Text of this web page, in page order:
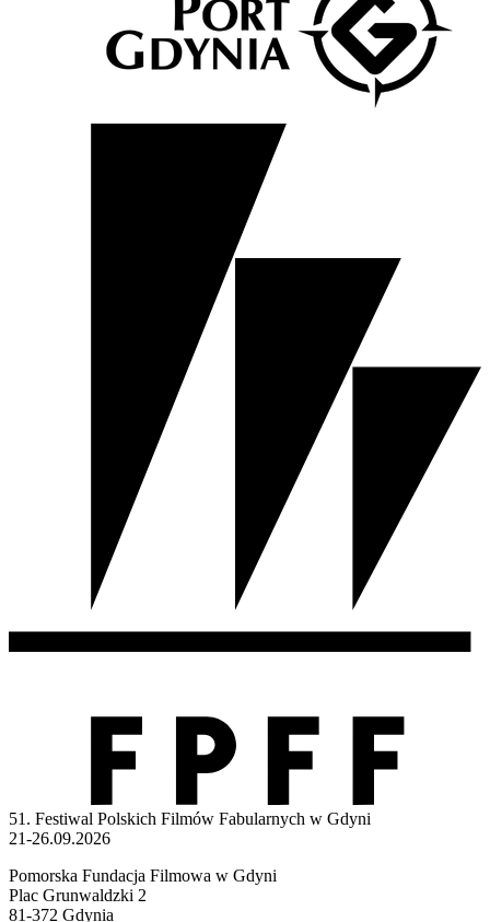
51. Festiwal Polskich Filmów Fabularnych w Gdyni
21-26.09.2026
Pomorska Fundacja Filmowa w Gdyni
Plac Grunwaldzki 2
81-372 Gdynia